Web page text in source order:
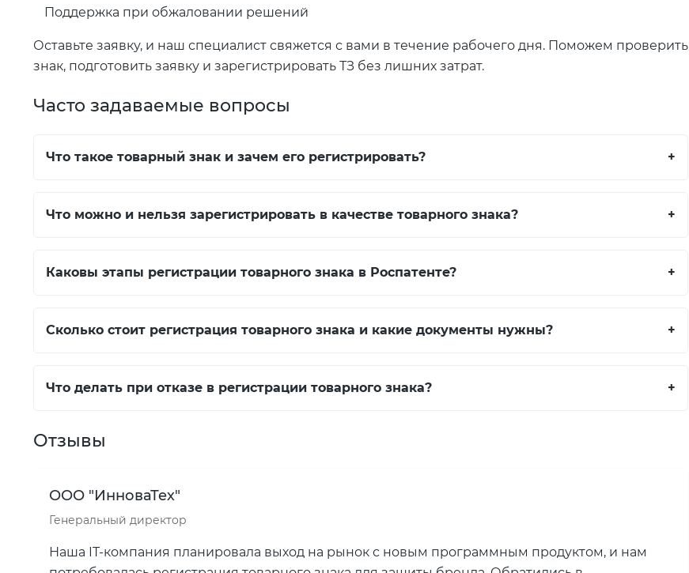
Поддержка при обжаловании решений
Оставьте заявку, и наш специалист свяжется с вами в течение рабочего дня. Поможем проверить
знак, подготовить заявку и зарегистрировать ТЗ без лишних затрат.
Часто задаваемые вопросы
Что такое товарный знак и зачем его регистрировать? +
Что можно и нельзя зарегистрировать в качестве товарного знака? +
Каковы этапы регистрации товарного знака в Роспатенте? +
Сколько стоит регистрация товарного знака и какие документы нужны? +
Что делать при отказе в регистрации товарного знака? +
Отзывы
ООО "ИнноваТех"
Генеральный директор
Наша IT-компания планировала выход на рынок с новым программным продуктом, и нам